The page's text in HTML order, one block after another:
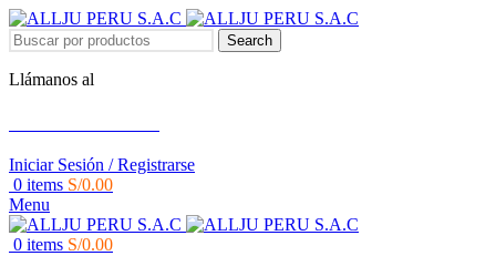
Search
Llámanos al
Iniciar Sesión / Registrarse
0 items S/0.00
Menu
0 items S/0.00